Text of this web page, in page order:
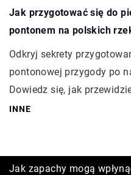
Jak przygotować się do
pontonem na polskich
Odkryj sekrety
pontonowej przygody po
Dowiedz się, jak
INNE
Jakie tajemnice kryją się
Jak zapachy mogą
Siła antyoksydantów: Jak